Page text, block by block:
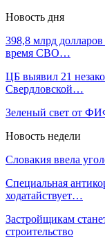
Новость дня
398,8 млрд
время СВО…
ЦБ выявил 21
Свердловской…
Зеленый свет от
Новость недели
Словакия ввела
Специальная
ходатайствует…
Застройщикам
строительство